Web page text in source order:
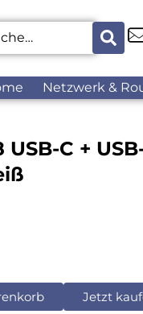
Netzwerk &
C +
Jetzt